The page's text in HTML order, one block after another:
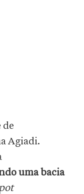
de
Agiadi.
uma bacia